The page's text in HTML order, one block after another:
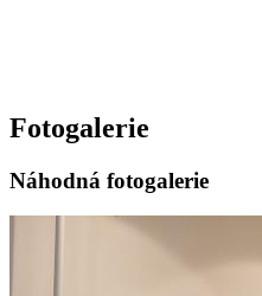
Fotogalerie
Náhodná fotogalerie